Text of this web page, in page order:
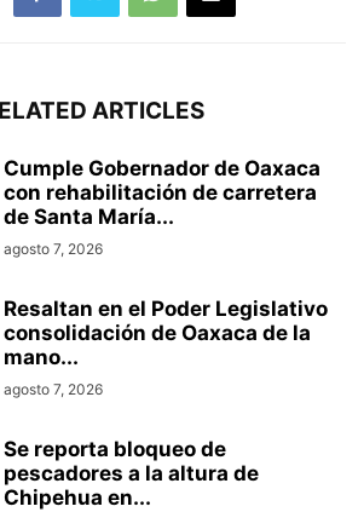
ARTICLES
Cumple Gobernador de Oaxaca
con rehabilitación de carretera
de Santa María...
agosto 7, 2026
Resaltan en el Poder Legislativo
consolidación de Oaxaca de la
mano...
agosto 7, 2026
Se reporta bloqueo de
pescadores a la altura de
Chipehua en...